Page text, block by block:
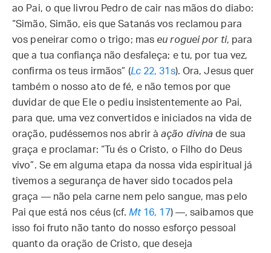
ao Pai, o que livrou Pedro de cair nas mãos do diabo:
“Simão, Simão, eis que Satanás vos reclamou para
vos peneirar como o trigo; mas eu roguei por ti, para
que a tua confiança não desfaleça; e tu, por tua vez,
confirma os teus irmãos” (Lc22, 31s). Ora, Jesus quer
também o nosso ato de fé, e não temos por que
duvidar de que Ele o pediu insistentemente ao Pai,
para que, uma vez convertidos e iniciados na vida de
oração, pudéssemos nos abrir àação divina de sua
graça e proclamar: “Tu és o Cristo, o Filho do Deus
vivo”. Se em alguma etapa da nossa vida espiritual já
tivemos a segurança de haver sido tocados pela
graça — não pela carne nem pelo sangue, mas pelo
Pai que está nos céus (cf. Mt16, 17) —, saibamos que
isso foi fruto não tanto do nosso esforço pessoal
quanto da oração de Cristo, que deseja